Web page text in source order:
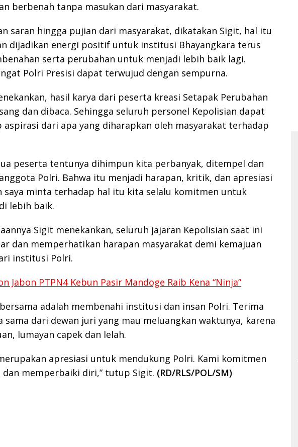
berbenah tanpa masukan dari masyarakat.
saran hingga pujian dari masyarakat, dikatakan Sigit, hal itu
dijadikan energi positif untuk institusi Bhayangkara terus
serta perubahan untuk menjadi lebih baik lagi.
Polri Presisi dapat terwujud dengan sempurna.
hasil karya dari peserta kreasi Setapak Perubahan
dan dibaca. Sehingga seluruh personel Kepolisian dapat
aspirasi dari apa yang diharapkan oleh masyarakat terhadap
peserta tentunya dihimpun kita perbanyak, ditempel dan
Polri. Bahwa itu menjadi harapan, kritik, dan apresiasi
saya minta terhadap hal itu kita selalu komitmen untuk
lebih baik.
Sigit menekankan, seluruh jajaran Kepolisian saat ini
dan memperhatikan harapan masyarakat demi kemajuan
institusi Polri.
Jabon PTPN4 Kebun Pasir Mandoge Raib Kena “Ninja”
adalah membenahi institusi dan insan Polri. Terima
sama dari dewan juri yang mau meluangkan waktunya, karena
lumayan capek dan lelah.
apresiasi untuk mendukung Polri. Kami komitmen
memperbaiki diri,” tutup Sigit. (RD/RLS/POL/SM)